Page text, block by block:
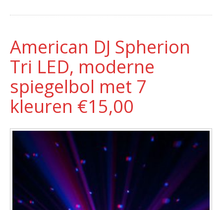
American DJ Spherion
Tri LED, moderne
spiegelbol met 7
kleuren €15,00